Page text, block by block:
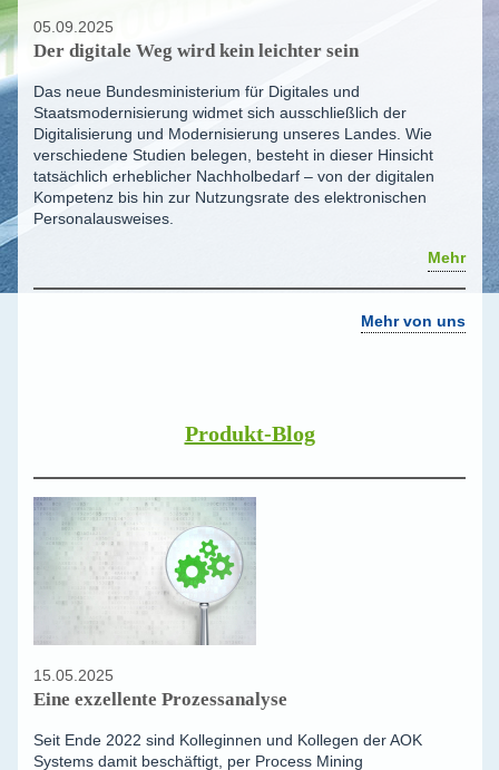
05.09.2025
Der digitale Weg wird kein leichter sein
Das neue Bundesministerium für Digitales und
Staatsmodernisierung widmet sich ausschließlich der
Digitalisierung und Modernisierung unseres Landes. Wie
verschiedene Studien belegen, besteht in dieser Hinsicht
tatsächlich erheblicher Nachholbedarf – von der digitalen
Kompetenz bis hin zur Nutzungsrate des elektronischen
Personalausweises.
Mehr
Mehr von uns
Produkt-Blog
15.05.2025
Eine exzellente Prozessanalyse
Seit Ende 2022 sind Kolleginnen und Kollegen der AOK
Systems damit beschäftigt, per Process Mining